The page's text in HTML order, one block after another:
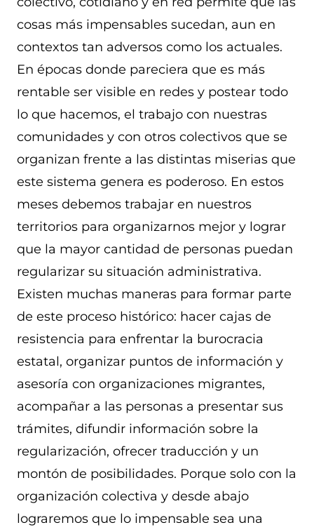
cosas más impensables sucedan, aun en
contextos tan adversos como los actuales.
En épocas donde pareciera que es más
rentable ser visible en redes y postear todo
lo que hacemos, el trabajo con nuestras
comunidades y con otros colectivos que se
organizan frente a las distintas miserias que
este sistema genera es poderoso. En estos
meses debemos trabajar en nuestros
territorios para organizarnos mejor y lograr
que la mayor cantidad de personas puedan
regularizar su situación administrativa.
Existen muchas maneras para formar parte
de este proceso histórico: hacer cajas de
resistencia para enfrentar la burocracia
estatal, organizar puntos de información y
asesoría con organizaciones migrantes,
acompañar a las personas a presentar sus
trámites, difundir información sobre la
regularización, ofrecer traducción y un
montón de posibilidades. Porque solo con la
organización colectiva y desde abajo
lograremos que lo impensable sea una